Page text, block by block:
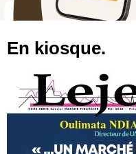
En kiosque.